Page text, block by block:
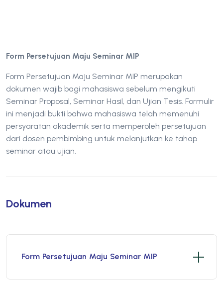
Form Persetujuan Maju Seminar MIP
Form Persetujuan Maju Seminar MIP merupakan
dokumen wajib bagi mahasiswa sebelum mengikuti
Seminar Proposal, Seminar Hasil, dan Ujian Tesis. Formulir
ini menjadi bukti bahwa mahasiswa telah memenuhi
persyaratan akademik serta memperoleh persetujuan
dari dosen pembimbing untuk melanjutkan ke tahap
seminar atau ujian.
Dokumen
Form Persetujuan Maju Seminar MIP